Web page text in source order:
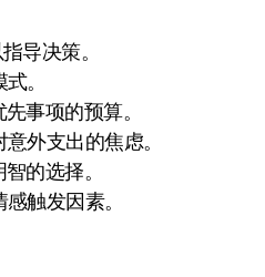
导决策。
。
事项的预算。
外支出的焦虑。
的选择。
触发因素。